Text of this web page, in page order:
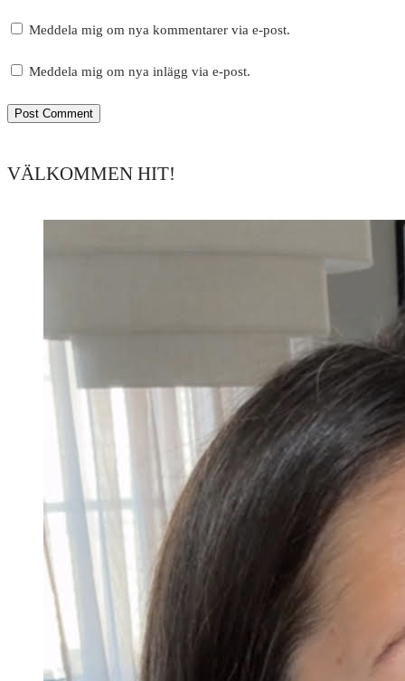
Meddela mig om nya kommentarer via e-post.
Meddela mig om nya inlägg via e-post.
VÄLKOMMEN HIT!